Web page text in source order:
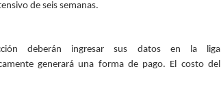
de seis semanas.
deberán ingresar sus datos en la liga
generará una forma de pago. El costo del